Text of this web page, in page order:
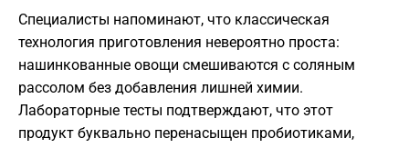
Специалисты напоминают, что классическая
технология приготовления невероятно проста:
нашинкованные овощи смешиваются с соляным
рассолом без добавления лишней химии.
Лабораторные тесты подтверждают, что этот
продукт буквально перенасыщен пробиотиками,